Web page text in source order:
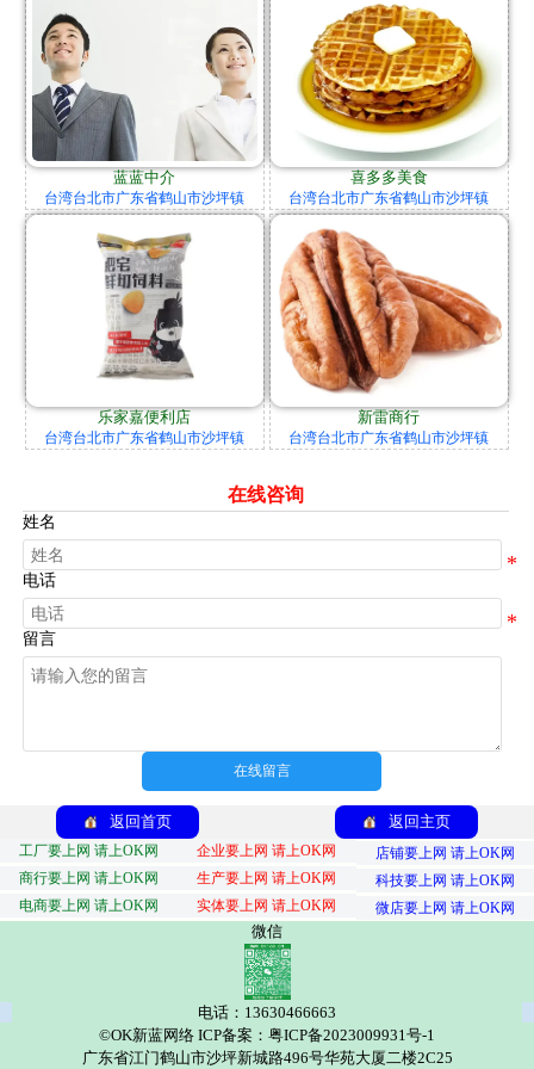
蓝蓝中介
台湾台北市广东省鹤山市沙坪镇
喜多多美食
台湾台北市广东省鹤山市沙坪镇
乐家嘉便利店
台湾台北市广东省鹤山市沙坪镇
新雷商行
台湾台北市广东省鹤山市沙坪镇
在线咨询
姓名
电话
留言
在线留言
返回首页 返回主页
工厂要上网 请上OK网 企业要上网 请上OK网
店铺要上网 请上OK网
商行要上网 请上OK网
生产要上网 请上OK网
科技要上网 请上OK网
电商要上网 请上OK网
实体要上网 请上OK网 微店要上网 请上OK网
微信
电话：13630466663
©OK新蓝网络 ICP备案：粤ICP备2023009931号-1
广东省江门鹤山市沙坪新城路496号华苑大厦二楼2C25